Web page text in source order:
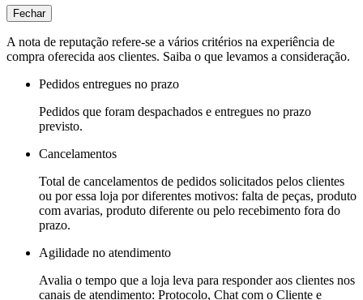
Fechar
A nota de reputação refere-se a vários critérios na experiência de
compra oferecida aos clientes. Saiba o que levamos a consideração.
Pedidos entregues no prazo
Pedidos que foram despachados e entregues no prazo
previsto.
Cancelamentos
Total de cancelamentos de pedidos solicitados pelos clientes
ou por essa loja por diferentes motivos: falta de peças, produto
com avarias, produto diferente ou pelo recebimento fora do
prazo.
Agilidade no atendimento
Avalia o tempo que a loja leva para responder aos clientes nos
canais de atendimento: Protocolo, Chat com o Cliente e